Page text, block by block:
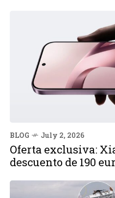
BLOG July 2, 2026
Oferta exclusiva:
descuento de 190